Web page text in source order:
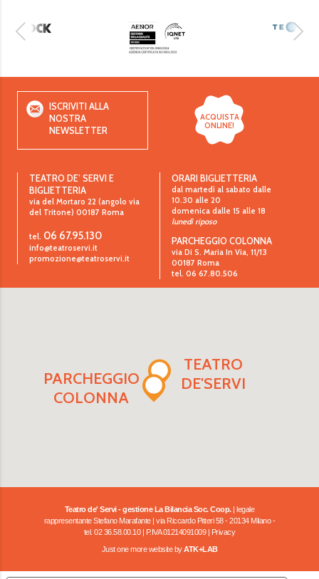
ISCRIVITI ALLA
NOSTRA
NEWSLETTER
ACQUISTA
ONLINE!
TEATRO DE’ SERVI E
BIGLIETTERIA
via del Mortaro 22 (angolo via
del Tritone) 00187 Roma
tel. 06 67.95.130
info@teatroservi.it
promozione@teatroservi.it
ORARI BIGLIETTERIA
dal martedì al sabato dalle
10.30 alle 20
domenica dalle 15 alle 18
lunedì riposo
PARCHEGGIO COLONNA
via Di S. Maria In Via, 11/13
00187 Roma
tel. 06 67.80.506
TEATRO
DE'SERVI
PARCHEGGIO
COLONNA
Teatro de' Servi - gestione La Bilancia Soc. Coop.| legale
rappresentante Stefano Marafante | via Riccardo Pitteri 58 - 20134 Milano -
tel. 02 36.58.00.10 | P.IVA 01214091009 | Privacy
Just one more website byATK+LAB